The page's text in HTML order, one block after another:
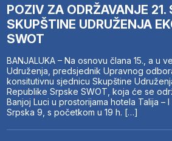
POZIV ZA ODRŽAVANJE 21.
SKUPŠTINE UDRUŽENJA
SWOT
BANJALUKA – Na osnovu člana 15., a u
Udruženja, predsjednik Upravnog
konsitutivnu sjednicu Skupštine
Republike Srpske SWOT, koja će se
Banjoj Luci u prostorijama hotela Talija –
Srpska 9, s početkom u 19 h. […]